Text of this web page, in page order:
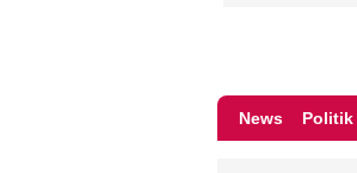
News Politik